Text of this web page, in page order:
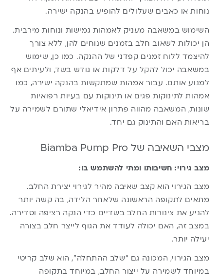
נוחות או כאבים שעלולים להופיע בהנקה ישירה.
השימוש במשאבה מעניק לאמהות גמישות ונוחות מירבית.
הן יכולות לשאוב חלב בזמנים שנוחים להן, ללא צורך
להיצמד ללוח זמנים קפדני של ההנקה. כמו כן, שימוש
במשאבה יכול להקל על דלקות או גודש בשד, ולעיתים אף
למנוע אותם. עבור אמהות שמתקשות בהנקה ישירה, כמו
אמהות לתינוקות פגים או תינוקות עם בעיות רפואיות
שונות, המשאבה מהווה פתרון אידיאלי שתורם לשמירה על
בריאות האם והתינוק גם יחד.
מצבי השאיבה של Biamba Pump Pro
מצב גירוי: חשיבותו ומתי להשתמש בו:
מצב הגירוי הוא קצב שאיבה מהיר לגירוי יצירת החלב.
מתאים לתקופה הראשונה שלאחר הלידה, בה קשה יותר
להניע את צינורות החלב בשדיים כדי הנקה רציפה וסדירה.
במצב זה, האם יכולה לעודד את הגוף לייצר חלב בצורה
יעילה יותר.
מצב הגירוי, המכונה גם “שלב ההתחלה”, הוא שלב קריטי
במיוחד לשמירה על ייצור החלב, במיוחד בתקופה